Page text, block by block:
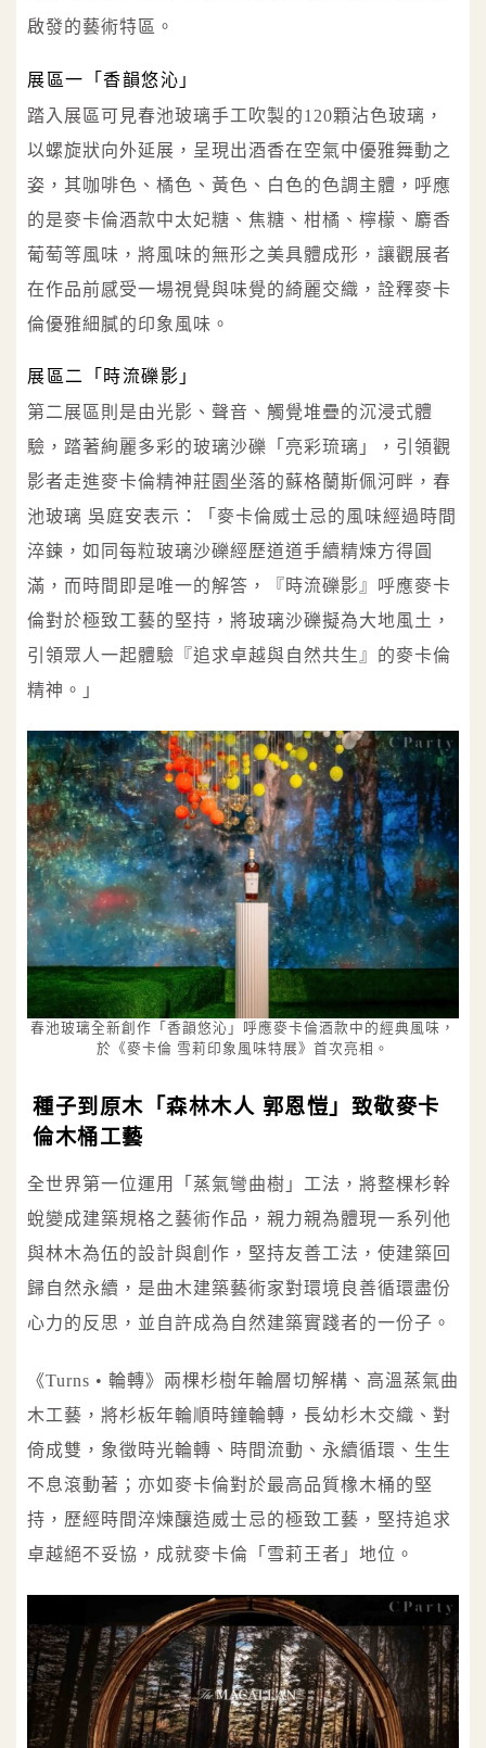
啟發的藝術特區。
展區一「香韻悠沁」
踏入展區可見春池玻璃手工吹製的120顆沾色玻璃，
以螺旋狀向外延展，呈現出酒香在空氣中優雅舞動之
姿，其咖啡色、橘色、黃色、白色的色調主體，呼應
的是麥卡倫酒款中太妃糖、焦糖、柑橘、檸檬、麝香
葡萄等風味，將風味的無形之美具體成形，讓觀展者
在作品前感受一場視覺與味覺的綺麗交織，詮釋麥卡
倫優雅細膩的印象風味。
展區二「時流礫影」
第二展區則是由光影、聲音、觸覺堆疊的沉浸式體
驗，踏著絢麗多彩的玻璃沙礫「亮彩琉璃」，引領觀
影者走進麥卡倫精神莊園坐落的蘇格蘭斯佩河畔，春
池玻璃 吳庭安表示：「麥卡倫威士忌的風味經過時間
淬鍊，如同每粒玻璃沙礫經歷道道手續精煉方得圓
滿，而時間即是唯一的解答，『時流礫影』呼應麥卡
倫對於極致工藝的堅持，將玻璃沙礫擬為大地風土，
引領眾人一起體驗『追求卓越與自然共生』的麥卡倫
精神。」
春池玻璃全新創作「香韻悠沁」呼應麥卡倫酒款中的經典風味，
於《麥卡倫 雪莉印象風味特展》首次亮相。
種子到原木「森林木人 郭恩愷」致敬麥卡
倫木桶工藝
全世界第一位運用「蒸氣彎曲樹」工法，將整棵杉幹
蛻變成建築規格之藝術作品，親力親為體現一系列他
與林木為伍的設計與創作，堅持友善工法，使建築回
歸自然永續，是曲木建築藝術家對環境良善循環盡份
心力的反思，並自許成為自然建築實踐者的一份子。
《Turns • 輪轉》兩棵杉樹年輪層切解構、高溫蒸氣曲
木工藝，將杉板年輪順時鐘輪轉，長幼杉木交織、對
倚成雙，象徵時光輪轉、時間流動、永續循環、生生
不息滾動著；亦如麥卡倫對於最高品質橡木桶的堅
持，歷經時間淬煉釀造威士忌的極致工藝，堅持追求
卓越絕不妥協，成就麥卡倫「雪莉王者」地位。